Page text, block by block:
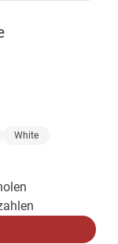
White